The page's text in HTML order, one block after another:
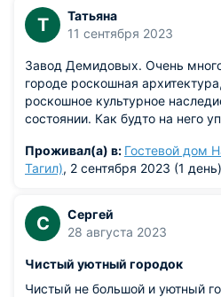
Т
Татьяна
11 сентября 2023
Завод Демидовых. Очень
городе роскошная
роскошное культурное
состоянии. Как будто на него
Проживал(а) в: Гостевой дом
Тагил), 2 сентября 2023 (1 день)
С
Сергей
28 августа 2023
Чистый уютный городок
Чистый не большой и уютный